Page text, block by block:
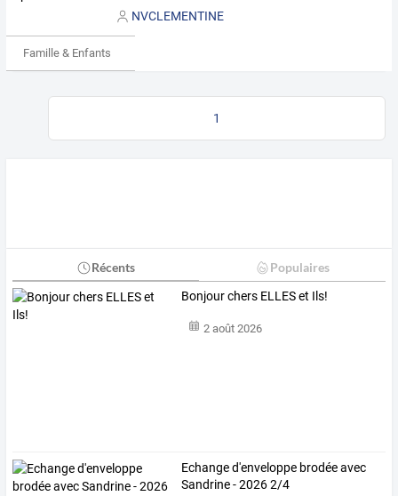
NVCLEMENTINE
Famille & Enfants
1
Récents Populaires
Bonjour chers ELLES et Ils!
2 août 2026
Echange d'enveloppe brodée avec
Sandrine - 2026 2/4